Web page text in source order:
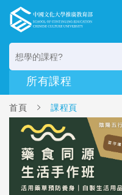
首頁 課程頁